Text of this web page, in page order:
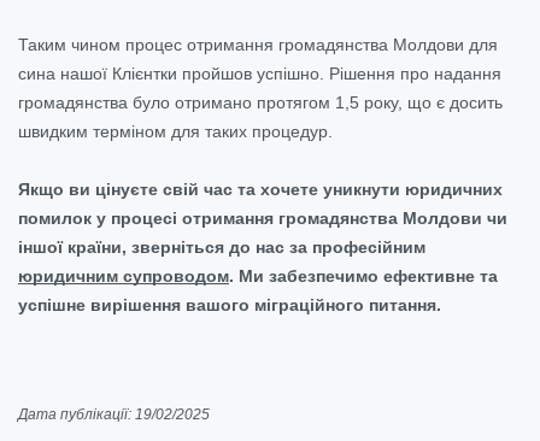
Таким чином процес отримання громадянства Молдови для
сина нашої Клієнтки пройшов успішно. Рішення про надання
громадянства було отримано протягом 1,5 року, що є досить
швидким терміном для таких процедур.
Якщо ви цінуєте свій час та хочете уникнути юридичних
помилок у процесі отримання громадянства Молдови чи
іншої країни, зверніться до нас за професійним
юридичним супроводом. Ми забезпечимо ефективне та
успішне вирішення вашого міграційного питання.
Дата публікації: 19/02/2025